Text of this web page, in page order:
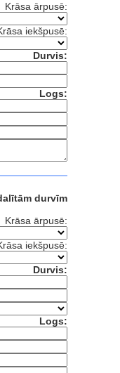
Krāsa ārpusē:
iekšpusē:
Durvis:
Logs:
durvīm
Krāsa ārpusē:
iekšpusē:
Durvis:
Logs: